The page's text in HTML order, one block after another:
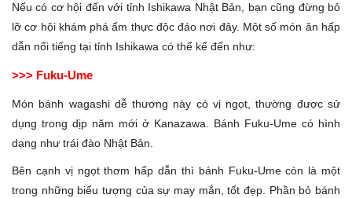
Nếu có cơ hội đến với tỉnh Ishikawa Nhật Bản, bạn cũng đừng bỏ
lỡ cơ hội khám phá ẩm thực độc đáo nơi đây. Một số món ăn hấp
dẫn nổi tiếng tại tỉnh Ishikawa có thể kể đến như:
>>> Fuku-Ume
Món bánh wagashi dễ thương này có vị ngọt, thường được sử
dụng trong dịp năm mới ở Kanazawa. Bánh Fuku-Ume có hình
dạng như trái đào Nhật Bản.
Bên cạnh vị ngọt thơm hấp dẫn thì bánh Fuku-Ume còn là một
trong những biểu tượng của sự may mắn, tốt đẹp. Phần bỏ bánh